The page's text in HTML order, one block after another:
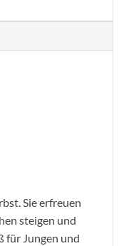
Sie erfreuen
steigen und
für Jungen und